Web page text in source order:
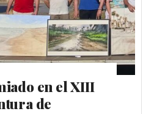
en el XIII
de